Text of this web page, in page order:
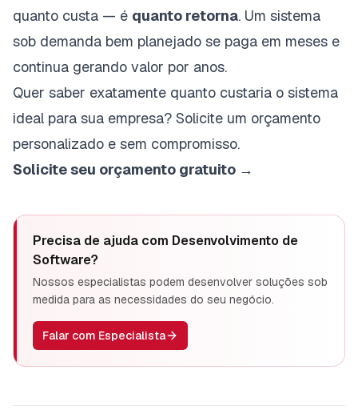
quanto custa — é quanto retorna. Um sistema
sob demanda bem planejado se paga em meses e
continua gerando valor por anos.
Quer saber exatamente quanto custaria o sistema
ideal para sua empresa? Solicite um orçamento
personalizado e sem compromisso.
Solicite seu orçamento gratuito →
Precisa de ajuda com Desenvolvimento de
Software?
Nossos especialistas podem desenvolver soluções sob
medida para as necessidades do seu negócio.
Falar com Especialista